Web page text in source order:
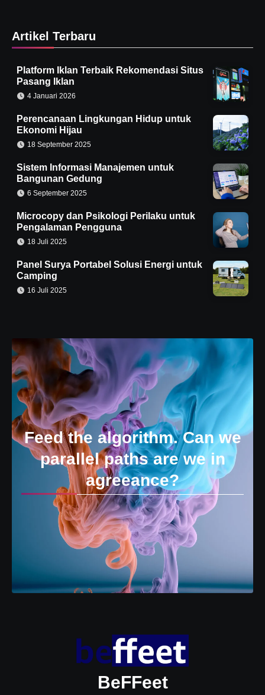
Artikel Terbaru
Platform Iklan Terbaik Rekomendasi Situs
Pasang Iklan
4 Januari 2026
Perencanaan Lingkungan Hidup untuk
Ekonomi Hijau
18 September 2025
Sistem Informasi Manajemen untuk
Bangunan Gedung
6 September 2025
Microcopy dan Psikologi Perilaku untuk
Pengalaman Pengguna
18 Juli 2025
Panel Surya Portabel Solusi Energi untuk
Camping
16 Juli 2025
Feed the algorithm. Can we
parallel paths are we in
agreeance?
BeFFeet